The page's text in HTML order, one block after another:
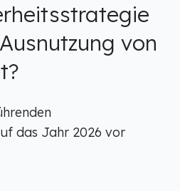
von
das Jahr 2026 vor